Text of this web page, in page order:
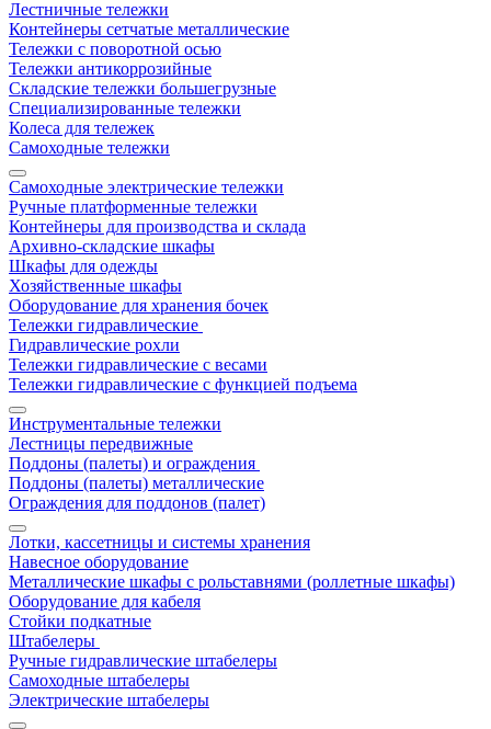
Лестничные тележки
Контейнеры сетчатые металлические
Тележки с поворотной осью
Тележки антикоррозийные
Складские тележки большегрузные
Специализированные тележки
Колеса для тележек
Самоходные тележки
Самоходные электрические тележки
Ручные платформенные тележки
Контейнеры для производства и склада
Архивно-складские шкафы
Шкафы для одежды
Хозяйственные шкафы
Оборудование для хранения бочек
Тележки гидравлические
Гидравлические рохли
Тележки гидравлические с весами
Тележки гидравлические с функцией подъема
Инструментальные тележки
Лестницы передвижные
Поддоны (палеты) и ограждения
Поддоны (палеты) металлические
Ограждения для поддонов (палет)
Лотки, кассетницы и системы хранения
Навесное оборудование
Металлические шкафы с рольставнями (роллетные шкафы)
Оборудование для кабеля
Стойки подкатные
Штабелеры
Ручные гидравлические штабелеры
Самоходные штабелеры
Электрические штабелеры